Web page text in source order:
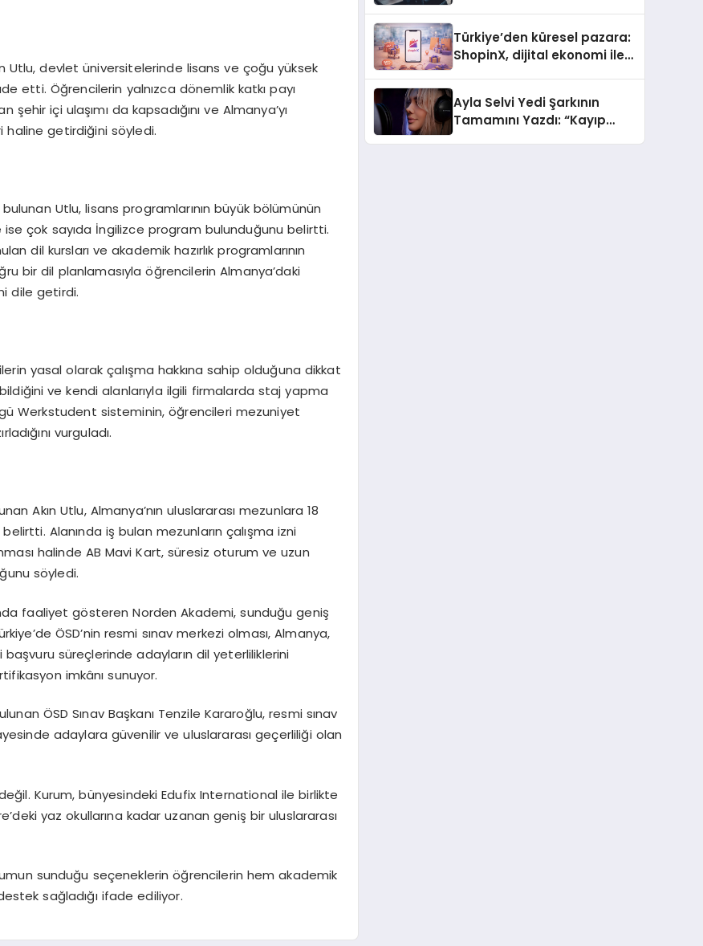
Utlu, devlet üniversitelerinde lisans ve çoğu yüksek
etti. Öğrencilerin yalnızca dönemlik katkı payı
içi ulaşımı da kapsadığını ve Almanya’yı
haline getirdiğini söyledi.
Utlu, lisans programlarının büyük bölümünün
çok sayıda İngilizce program bulunduğunu belirtti.
dil kursları ve akademik hazırlık programlarının
bir dil planlamasıyla öğrencilerin Almanya’daki
dile getirdi.
yasal olarak çalışma hakkına sahip olduğuna dikkat
ve kendi alanlarıyla ilgili firmalarda staj yapma
Werkstudent sisteminin, öğrencileri mezuniyet
vurguladı.
Akın Utlu, Almanya’nın uluslararası mezunlara 18
Alanında iş bulan mezunların çalışma izni
halinde AB Mavi Kart, süresiz oturum ve uzun
söyledi.
faaliyet gösteren Norden Akademi, sunduğu geniş
ÖSD’nin resmi sınav merkezi olması, Almanya,
süreçlerinde adayların dil yeterliliklerini
imkânı sunuyor.
ÖSD Sınav Başkanı Tenzile Kararoğlu, resmi sınav
adaylara güvenilir ve uluslararası geçerliliği olan
değil. Kurum, bünyesindeki Edufix International ile birlikte
yaz okullarına kadar uzanan geniş bir uluslararası
sunduğu seçeneklerin öğrencilerin hem akademik
sağladığı ifade ediliyor.
Türkiye’den küresel pazara:
ShopinX, dijital ekonomi ile
Ayla Selvi Yedi Şarkının
Tamamını Yazdı: “Kayıp